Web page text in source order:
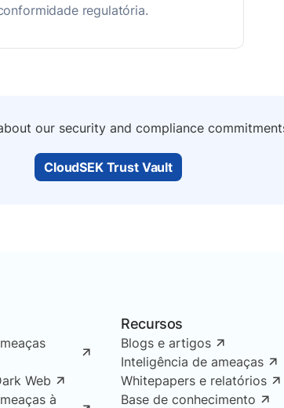
regulatória.
our security and compliance
CloudSEK Trust Vault
Web
à
Recursos
Blogs e artigos
Inteligência de ameaças
Whitepapers e relatórios
Base de conhecimento